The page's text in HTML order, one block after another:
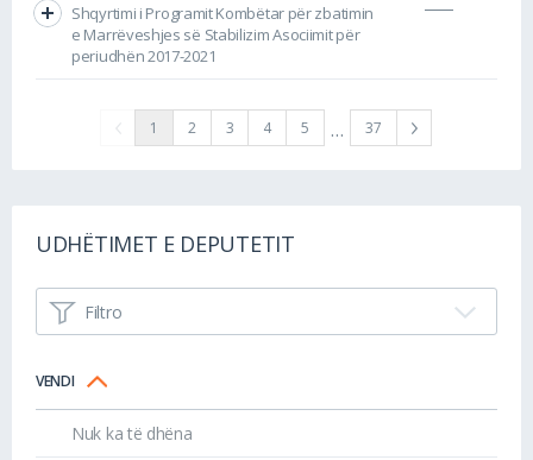
Shqyrtimi i Programit Kombëtar për zbatimin
e Marrëveshjes së Stabilizim Asociimit për
periudhën 2017-2021
1 2 3 4 5 … 37
UDHËTIMET E DEPUTETIT
Filtro
VENDI
Nuk ka të dhëna